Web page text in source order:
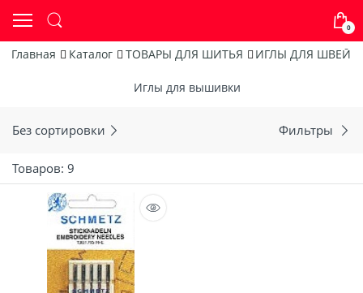
0
Главная Каталог ТОВАРЫ ДЛЯ ШИТЬЯ ИГЛЫ ДЛЯ
Иглы для вышивки
Без сортировки Фильтры
Товаров: 9